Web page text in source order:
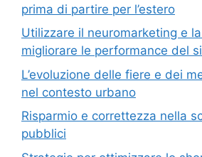
prima di partire per l’estero
Utilizzare il neuromarketing e
migliorare le performance del
L’evoluzione delle fiere e dei
nel contesto urbano
Risparmio e correttezza nella
pubblici